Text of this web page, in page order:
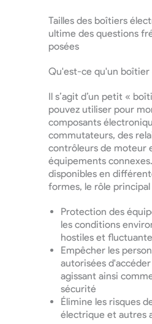
Tailles des boîtiers
ultime des questions
posées
Qu'est-ce qu'un boîtier
Il s’agit d’un petit «
pouvez utiliser pour
composants
commutateurs, des
contrôleurs de moteur
équipements
disponibles en
formes, le rôle
Protection des
les conditions
hostiles et
Empêcher les
autorisées
agissant ainsi
sécurité
Élimine les risques
électrique et autres